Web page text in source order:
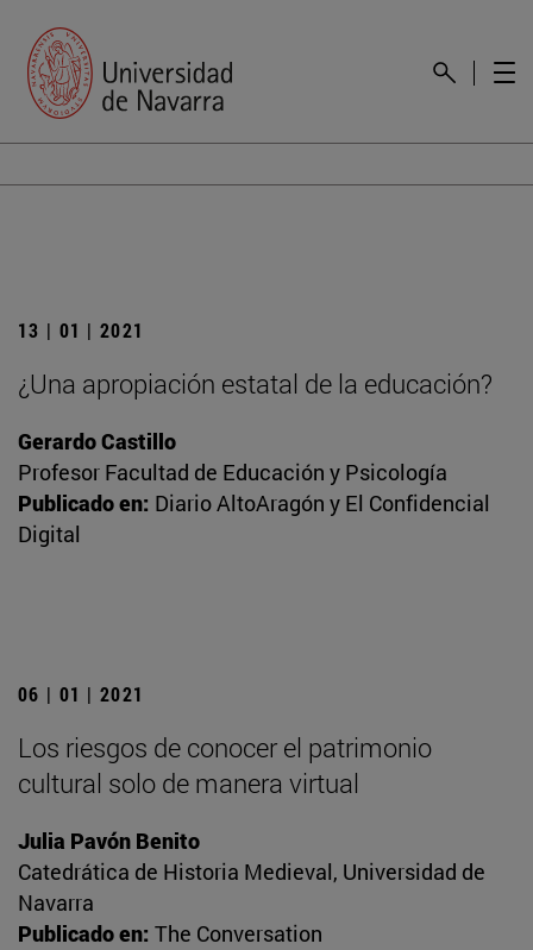
13 | 01 | 2021
¿Una apropiación estatal de la educación?
Gerardo Castillo
Profesor Facultad de Educación y Psicología
Publicado en: Diario AltoAragón y El Confidencial
Digital
06 | 01 | 2021
Los riesgos de conocer el patrimonio
cultural solo de manera virtual
Julia Pavón Benito
Catedrática de Historia Medieval, Universidad de
Navarra
Publicado en: The Conversation